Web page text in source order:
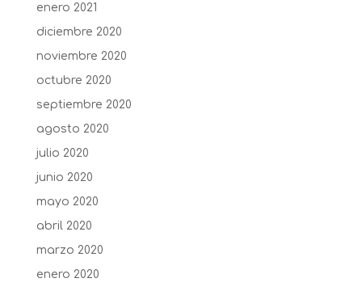
enero 2021
diciembre 2020
noviembre 2020
octubre 2020
septiembre 2020
agosto 2020
julio 2020
junio 2020
mayo 2020
abril 2020
marzo 2020
enero 2020